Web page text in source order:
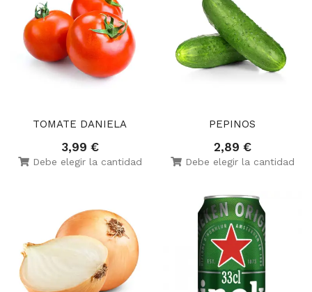
TOMATE DANIELA
3,99 €
Debe elegir la cantidad
PEPINOS
2,89 €
Debe elegir la cantidad